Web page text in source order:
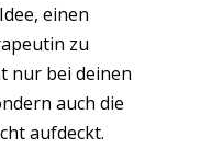
einen
zu
nur bei deinen
auch die
aufdeckt.